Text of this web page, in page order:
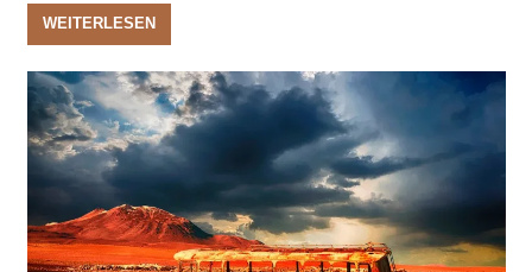
WEITERLESEN